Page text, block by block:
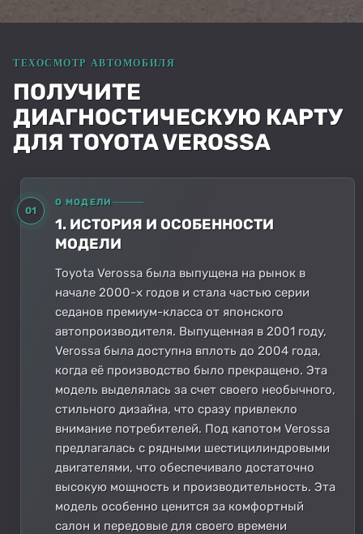
ПОЛУЧИТЕ
ДИАГНОСТИЧЕСКУЮ КАРТУ
ДЛЯ TOYOTA VEROSSA
01
О МОДЕЛИ
1. ИСТОРИЯ И ОСОБЕННОСТИ
МОДЕЛИ
Toyota Verossa была выпущена на рынок в
начале 2000-х годов и стала частью серии
седанов премиум-класса от японского
автопроизводителя. Выпущенная в 2001 году,
Verossa была доступна вплоть до 2004 года,
когда её производство было прекращено. Эта
модель выделялась за счет своего необычного,
стильного дизайна, что сразу привлекло
внимание потребителей. Под капотом Verossa
предлагалась с рядными шестицилиндровыми
двигателями, что обеспечивало достаточно
высокую мощность и производительность. Эта
модель особенно ценится за комфортный
салон и передовые для своего времени